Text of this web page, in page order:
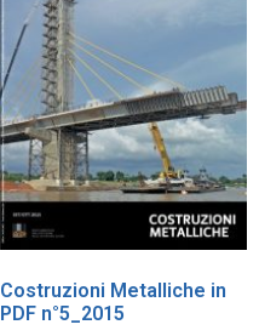
Costruzioni Metalliche in
PDF n°5_2015